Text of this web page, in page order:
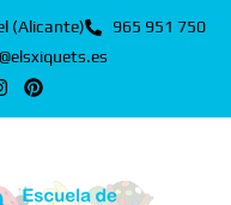
(Alicante)
965 951 750